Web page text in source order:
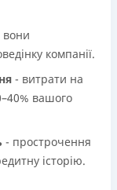
вони
компанії.
- витрати на
вашого
- прострочення
історію.